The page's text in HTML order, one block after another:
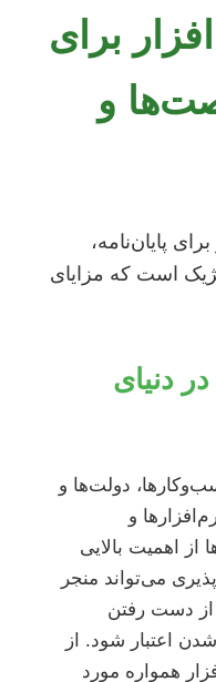
برای
و
پایان‌نامه،
است که مزایای
دنیای
دولت‌ها و
و
از اهمیت بالایی
می‌تواند منجر
از دست رفتن
اعتبار شود. از
همواره مورد